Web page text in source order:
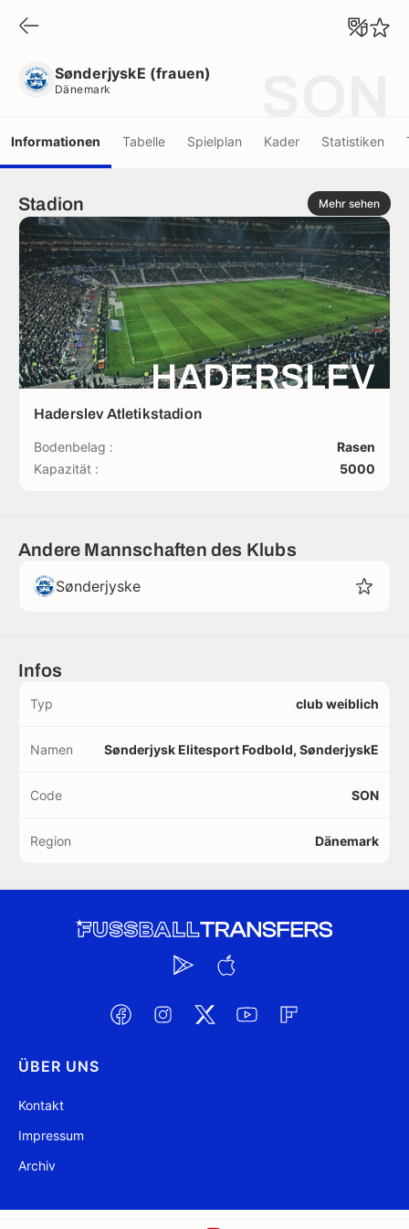
SønderjyskE (frauen)
Dänemark
Informationen Tabelle Spielplan Kader Statistiken
Stadion Mehr sehen
HADERSLEV
Haderslev Atletikstadion
Bodenbelag :
Rasen
Kapazität :
5000
Andere Mannschaften des Klubs
Sønderjyske
Infos
Typ club weiblich
Namen Sønderjysk Elitesport Fodbold, SønderjyskE
Code SON
Region Dänemark
ÜBER UNS
Kontakt
Impressum
Archiv